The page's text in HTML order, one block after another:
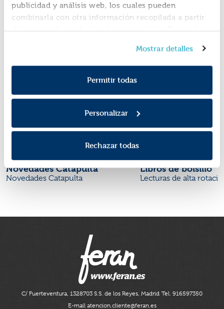
publicidad y análisis web, los cuales pueden
combinarla con otra información recopilada a partir
del uso que hayas hecho de sus servicios. Recuerda
consentimiento en cualquier momento. Para más
información consulta laPolítica de Cookiesy la
Política de Privacidad.
Mostrar detalles
Permitir todas
Personalizar
Rechazar todas
Novedades Catapulta
Novedades Catapulta
Libros de bolsillo
Lecturas de alta
C/ Fuerteventura, 1328703 S.S. de los Reyes, Madrid Tel. 916597350
E-mail atencion.cliente@feran.es